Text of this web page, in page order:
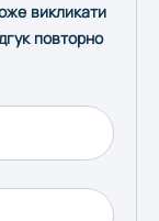
викликати
повторно